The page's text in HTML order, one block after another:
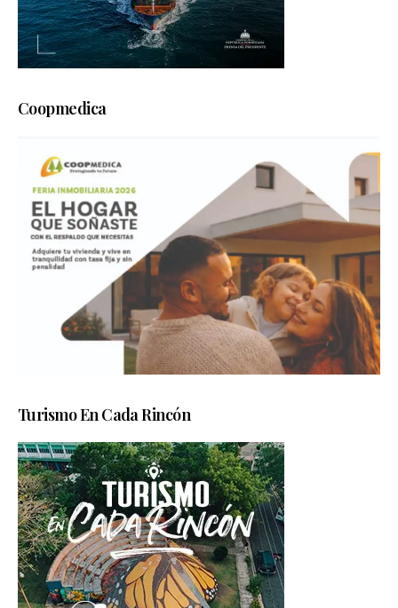
Coopmedica
Turismo En Cada Rincón